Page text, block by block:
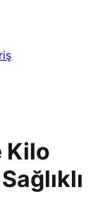
Kilo